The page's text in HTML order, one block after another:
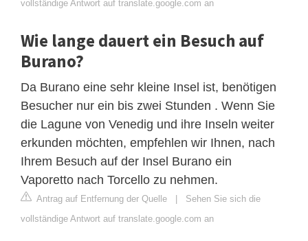
vollständige Antwort auf translate.google.com an
Wie lange dauert ein Besuch auf
Burano?
Da Burano eine sehr kleine Insel ist, benötigen
Besucher nur ein bis zwei Stunden . Wenn Sie
die Lagune von Venedig und ihre Inseln weiter
erkunden möchten, empfehlen wir Ihnen, nach
Ihrem Besuch auf der Insel Burano ein
Vaporetto nach Torcello zu nehmen.
Antrag auf Entfernung der Quelle | Sehen Sie sich die
vollständige Antwort auf translate.google.com an